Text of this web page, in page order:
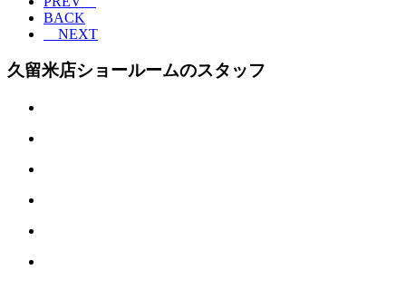
BACK
NEXT
久留米店ショールームのスタッフ